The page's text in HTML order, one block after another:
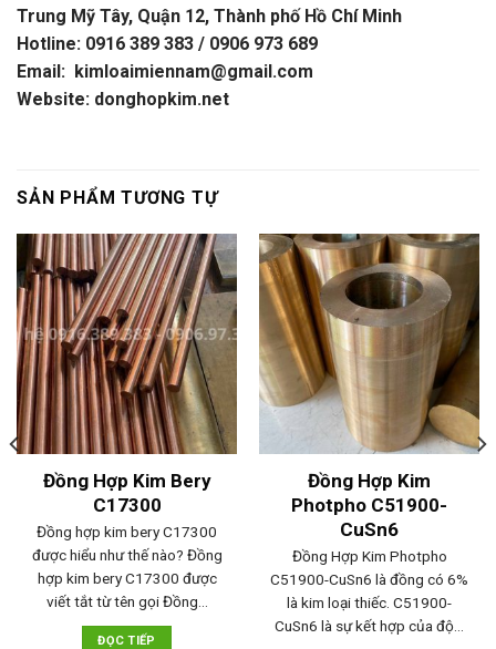
Trung Mỹ Tây, Quận 12, Thành phố Hồ Chí Minh
Hotline: 0916 389 383 / 0906 973 689
Email: kimloaimiennam@gmail.com
Website: donghopkim.net
SẢN PHẨM TƯƠNG TỰ
Đồng Hợp Kim Bery
C17300
Đồng hợp kim bery C17300
được hiểu như thế nào? Đồng
hợp kim bery C17300 được
viết tắt từ tên gọi Đồng…
ĐỌC TIẾP
Đồng Hợp Kim
Photpho C51900-
CuSn6
Đồng Hợp Kim Photpho
C51900-CuSn6 là đồng có 6%
là kim loại thiếc. C51900-
CuSn6 là sự kết hợp của độ…